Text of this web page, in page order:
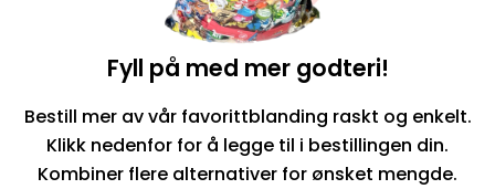
Fyll på med mer godteri!
Bestill mer av vår favorittblanding raskt og enkelt.
Klikk nedenfor for å legge til i bestillingen din.
Kombiner flere alternativer for ønsket mengde.